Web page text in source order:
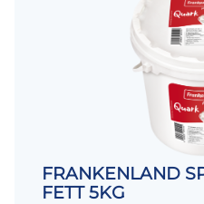
FRANKENLAND
FETT 5KG